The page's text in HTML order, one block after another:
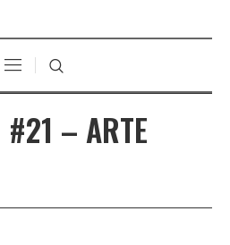
#21 – ARTE